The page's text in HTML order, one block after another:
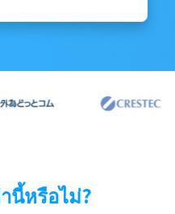
นี้หรือไม่?